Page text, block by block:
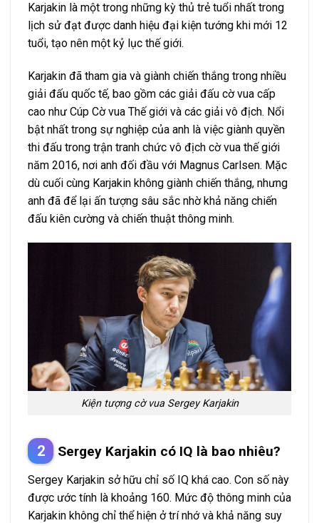
Karjakin là một trong những kỳ thủ trẻ tuổi nhất trong
lịch sử đạt được danh hiệu đại kiện tướng khi mới 12
tuổi, tạo nên một kỷ lục thế giới.
Karjakin đã tham gia và giành chiến thắng trong nhiều
giải đấu quốc tế, bao gồm các giải đấu cờ vua cấp
cao như Cúp Cờ vua Thế giới và các giải vô địch. Nổi
bật nhất trong sự nghiệp của anh là việc giành quyền
thi đấu trong trận tranh chức vô địch cờ vua thế giới
năm 2016, nơi anh đối đầu với Magnus Carlsen. Mặc
dù cuối cùng Karjakin không giành chiến thắng, nhưng
anh đã để lại ấn tượng sâu sắc nhờ khả năng chiến
đấu kiên cường và chiến thuật thông minh.
Kiện tượng cờ vua Sergey Karjakin
Sergey Karjakin có IQ là bao nhiêu?
Sergey Karjakin sở hữu chỉ số IQ khá cao. Con số này
được ước tính là khoảng 160. Mức độ thông minh của
Karjakin không chỉ thể hiện ở trí nhớ và khả năng suy